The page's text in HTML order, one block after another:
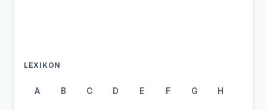
LEXIKON
A B C D E F G H